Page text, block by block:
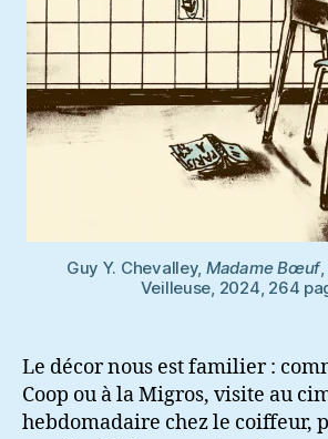
Guy Y. Chevalley, Madame Bœuf,
Veilleuse, 2024, 264
Le décor nous est familier :
Coop ou à la Migros, visite au
hebdomadaire chez le coiffeur,